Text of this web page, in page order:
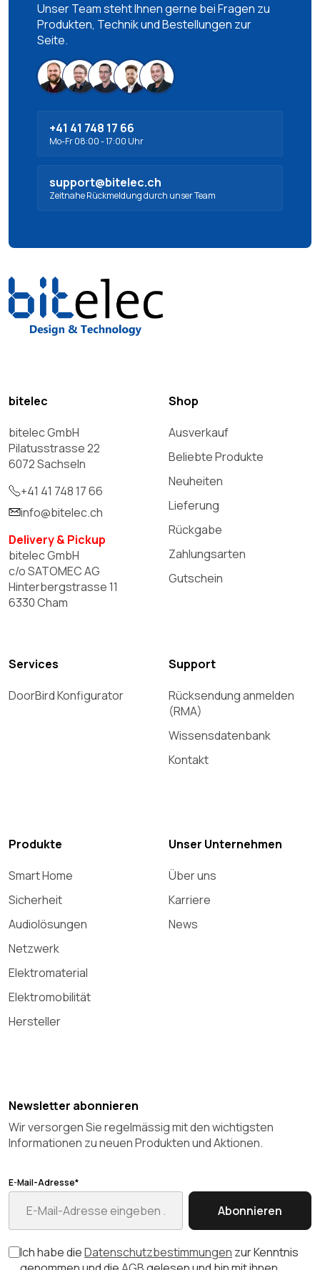
Unser Team steht Ihnen gerne bei Fragen zu
Produkten, Technik und Bestellungen zur
Seite.
+41 41 748 17 66
Mo-Fr 08:00 - 17:00 Uhr
support@bitelec.ch
Zeitnahe Rückmeldung durch unser Team
bitelec
bitelec GmbH
Pilatusstrasse 22
6072 Sachseln
+41 41 748 17 66
info@bitelec.ch
Delivery & Pickup
bitelec GmbH
c/o SATOMEC AG
Hinterbergstrasse 11
6330 Cham
Shop
Ausverkauf
Beliebte Produkte
Neuheiten
Lieferung
Rückgabe
Zahlungsarten
Gutschein
Services
DoorBird Konfigurator
Support
Rücksendung anmelden
(RMA)
Wissensdatenbank
Kontakt
Produkte
Smart Home
Sicherheit
Audiolösungen
Netzwerk
Elektromaterial
Elektromobilität
Hersteller
Unser Unternehmen
Über uns
Karriere
News
Newsletter abonnieren
Wir versorgen Sie regelmässig mit den wichtigsten
Informationen zu neuen Produkten und Aktionen.
E-Mail-Adresse*
Abonnieren
Ich habe dieDatenschutzbestimmungen zur Kenntnis